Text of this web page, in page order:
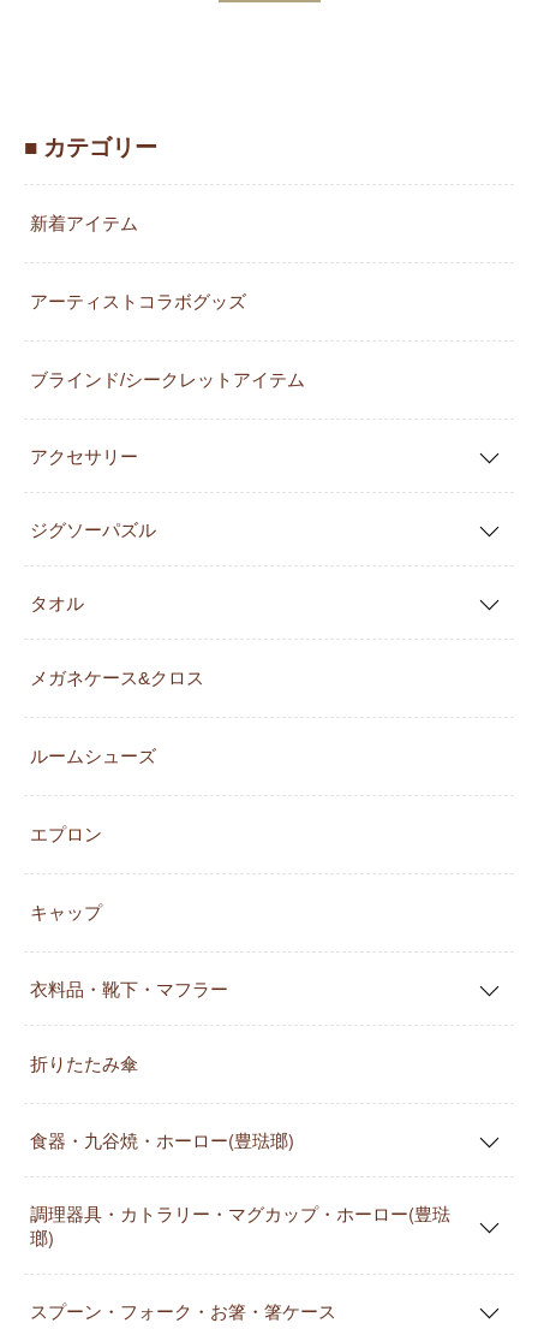
■ カテゴリー
新着アイテム
アーティストコラボグッズ
ブラインド/シークレットアイテム
アクセサリー
ジグソーパズル
タオル
メガネケース&クロス
ルームシューズ
エプロン
キャップ
衣料品・靴下・マフラー
折りたたみ傘
食器・九谷焼・ホーロー(豊琺瑯)
調理器具・カトラリー・マグカップ・ホーロー(豊琺
瑯)
スプーン・フォーク・お箸・箸ケース